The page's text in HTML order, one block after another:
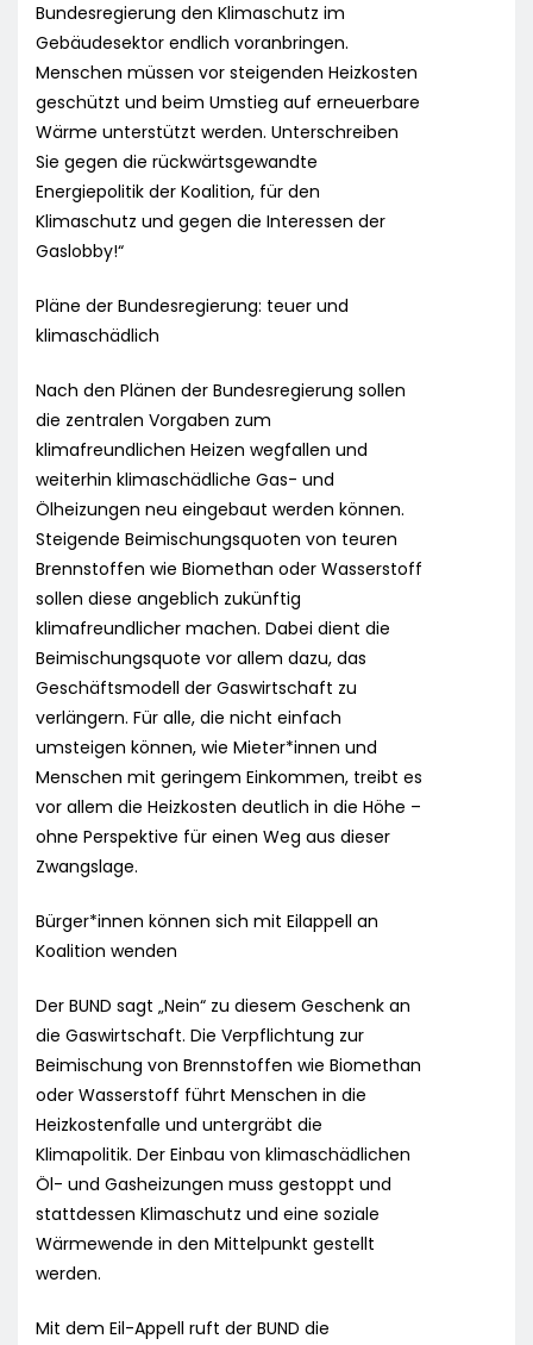
Bundesregierung den Klimaschutz im
Gebäudesektor endlich voranbringen.
Menschen müssen vor steigenden Heizkosten
geschützt und beim Umstieg auf erneuerbare
Wärme unterstützt werden. Unterschreiben
Sie gegen die rückwärtsgewandte
Energiepolitik der Koalition, für den
Klimaschutz und gegen die Interessen der
Gaslobby!“
Pläne der Bundesregierung: teuer und
klimaschädlich
Nach den Plänen der Bundesregierung sollen
die zentralen Vorgaben zum
klimafreundlichen Heizen wegfallen und
weiterhin klimaschädliche Gas- und
Ölheizungen neu eingebaut werden können.
Steigende Beimischungsquoten von teuren
Brennstoffen wie Biomethan oder Wasserstoff
sollen diese angeblich zukünftig
klimafreundlicher machen. Dabei dient die
Beimischungsquote vor allem dazu, das
Geschäftsmodell der Gaswirtschaft zu
verlängern. Für alle, die nicht einfach
umsteigen können, wie Mieter*innen und
Menschen mit geringem Einkommen, treibt es
vor allem die Heizkosten deutlich in die Höhe –
ohne Perspektive für einen Weg aus dieser
Zwangslage.
Bürger*innen können sich mit Eilappell an
Koalition wenden
Der BUND sagt „Nein“ zu diesem Geschenk an
die Gaswirtschaft. Die Verpflichtung zur
Beimischung von Brennstoffen wie Biomethan
oder Wasserstoff führt Menschen in die
Heizkostenfalle und untergräbt die
Klimapolitik. Der Einbau von klimaschädlichen
Öl- und Gasheizungen muss gestoppt und
stattdessen Klimaschutz und eine soziale
Wärmewende in den Mittelpunkt gestellt
werden.
Mit dem Eil-Appell ruft der BUND die